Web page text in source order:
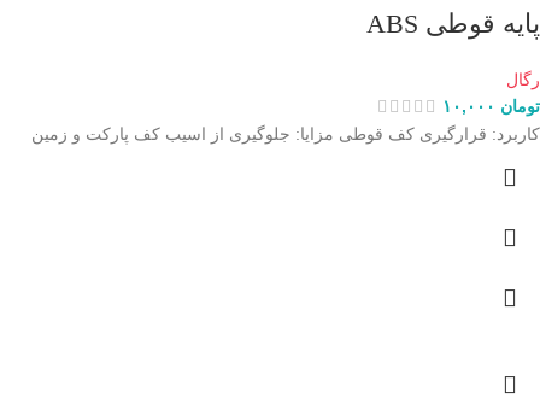
پایه قوطی ABS
رگال
تومان
کاربرد: قرارگیری کف قوطی مزایا: جلوگیری از اسیب کف پارکت و زمین